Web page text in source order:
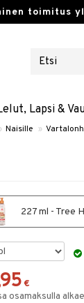
toimitus
Lapsi &
Naisille »
227 ml - Tree
€
osamaksulla